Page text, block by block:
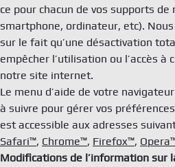
ce pour chacun de vos supports
smartphone, ordinateur, etc).
sur le fait qu’une désactivation
empêcher l’utilisation ou l’accès
notre site internet.
Le menu d’aide de votre
à suivre pour gérer vos
est accessible aux adresses
Safari™, Chrome™, Firefox™,
Modifications de l’information sur